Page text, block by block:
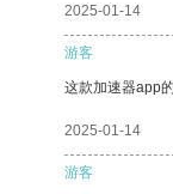
2025-01-14
游客
这款加速器app
2025-01-14
游客